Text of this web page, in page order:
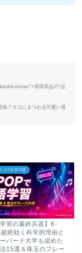
">原田高志の"ほ
味？ネコにまつわる可愛い英
っておきの話
学習の最終兵器】K-
絶効く科学的理由と
バード大学も認めた
15選＆珠玉のフレー